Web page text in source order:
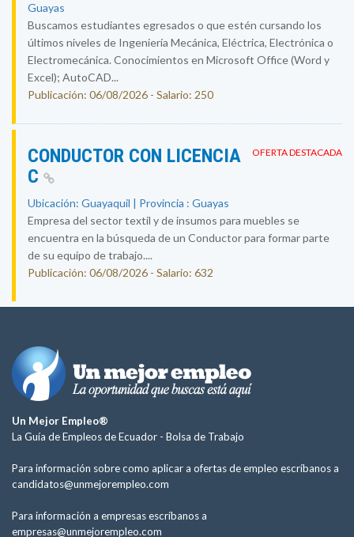
Guayas
Buscamos estudiantes egresados o que estén cursando los
últimos niveles de Ingeniería Mecánica, Eléctrica, Electrónica o
Electromecánica. Conocimientos en Microsoft Office (Word y
Excel); AutoCAD...
Publicación: 06/08/2026 - Salario: 250
OFERTA DESTACADA
CONDUCTOR CON LICENCIA
C
Ubicación: Guayaquil | Provincia : Guayas
Empresa del sector textil y de insumos para muebles se
encuentra en la búsqueda de un Conductor para formar parte
de su equipo de trabajo....
Publicación: 06/08/2026 - Salario: 632
Un Mejor Empleo®
La Guía de Empleos de Ecuador - Bolsa de Trabajo
Para información sobre como aplicar a ofertas de empleo escríbanos a
candidatos@unmejorempleo.com
Para información a empresas escríbanos a
empresas@unmejorempleo.com